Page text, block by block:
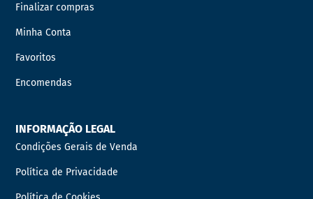
Finalizar compras
Minha Conta
Favoritos
Encomendas
INFORMAÇÃO LEGAL
Condições Gerais de Venda
Política de Privacidade